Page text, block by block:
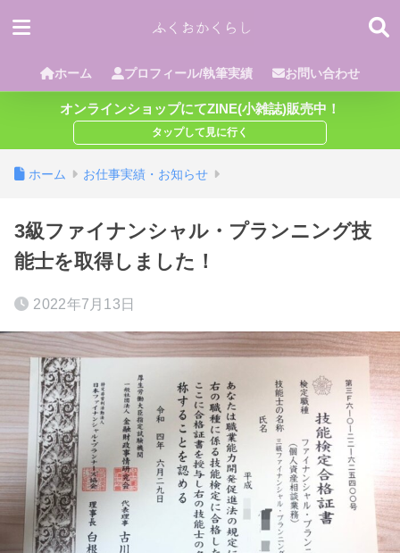
ホーム プロフィール/執筆実績 お問い合わせ
オンラインショップにてZINE(小雑誌)販売中！
ホーム お仕事実績・お知らせ
3級ファイナンシャル・プランニング技
能士を取得しました！
2022年7月13日